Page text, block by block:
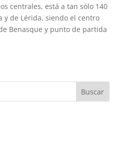
centrales, está a tan sólo 140
y de Lérida, siendo el centro
Benasque y punto de partida